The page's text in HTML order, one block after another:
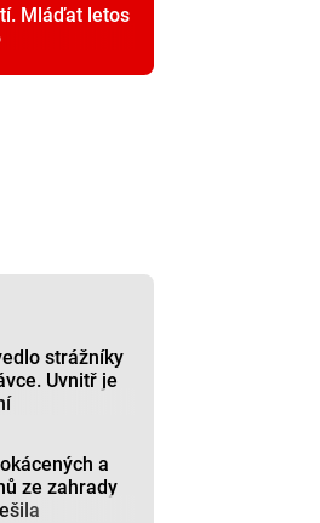
Mláďat letos
strážníky
Uvnitř je
a
ze zahrady